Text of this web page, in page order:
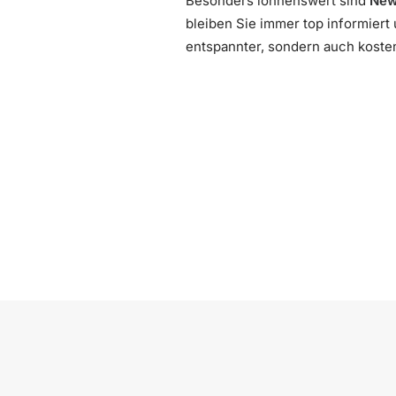
bleiben Sie immer top
entspannter, sondern auch